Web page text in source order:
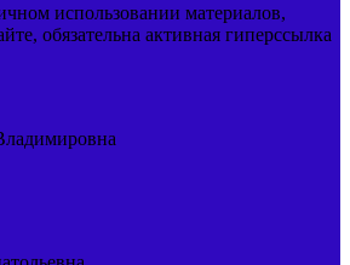
использовании материалов,
обязательна активная гиперссылка